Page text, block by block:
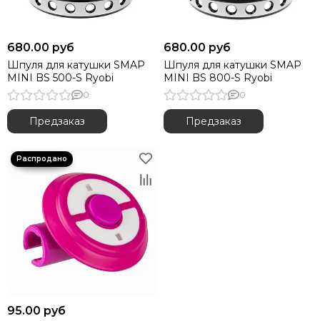
680.00 руб
Шпуля для катушки SMAP
MINI BS 500-S Ryobi
0
Предзаказ
680.00 руб
Шпуля для катушки SMAP
MINI BS 800-S Ryobi
0
Предзаказ
95.00 руб